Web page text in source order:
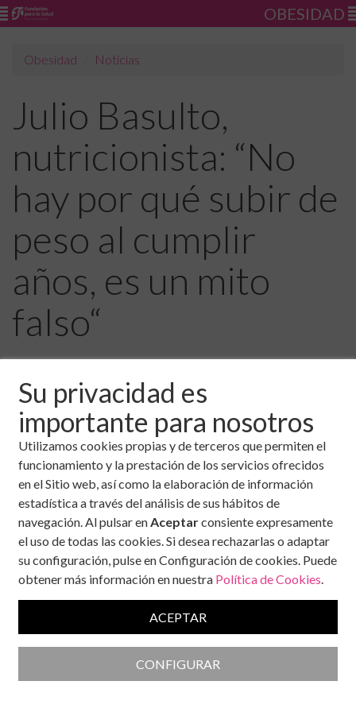
Su privacidad es
importante para nosotros
Utilizamos cookies propias y de terceros que permiten el
funcionamiento y la prestación de los servicios ofrecidos
en el Sitio web, así como la elaboración de información
estadística a través del análisis de sus hábitos de
navegación. Al pulsar enAceptarconsiente expresamente
el uso de todas las cookies. Si desea rechazarlas o adaptar
su configuración, pulse en Configuración de cookies. Puede
obtener más información en nuestra Política de Cookies.
ACEPTAR
CONFIGURAR
OBESIDAD
Obesidad Noticias
Julio Basulto,
nutricionista: “No
hay por qué subir de
peso al cumplir
años, es un mito
falso“
MadridSin pelos en la lengua. Así escribe (y se expresa) Julio
Basulto (Barcelona, 1971), nutricionista que lleva tiempo
haciendo gala de una independencia a prueba de bomba en
libros como ‘Come mierda’ o este nuevo ‘Todos
gordos’ (Vergara). “Con perdón”, como él mismo aclara en la
portada.
Basulto pone en el punto de mira todos los caminos que
parecen conducirnos a la obesidad, un estado que amenaza
nuestra salud pero contra el que se puede combatir. Este
nutricionista nos da las claves sobre cómo hacerlo, abordando
debates como el del 'body shaming', elegir alimentos frente a
o incluso los fármacos 'mágicos' contra los kilos de
más.
¿Cómo activar el metabolismo en la menopausia?